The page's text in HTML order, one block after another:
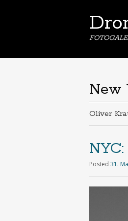
New
Oliver
Posted 31.